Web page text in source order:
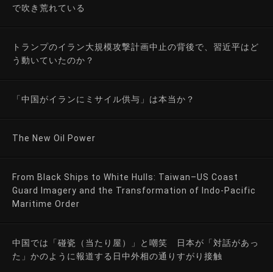
で吹き荒れている
トランプのイラン大規模攻撃計画中止の背後で、習近平はど
う動いていたのか？
「中国がイランにミサイル供与」は本当か？
The New Oil Power
From Black Ships to White Hulls: Taiwan–US Coast
Guard Imagery and the Transformation of Indo-Pacific
Maritime Order
中国では「碰瓷（当たり屋）」と嘲笑 日本が「対話があっ
た」かのように報道する日中外相の通りすがり接触